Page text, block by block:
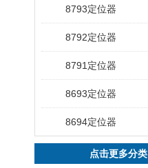
8793定位器
8792定位器
8791定位器
8693定位器
8694定位器
点击更多分类